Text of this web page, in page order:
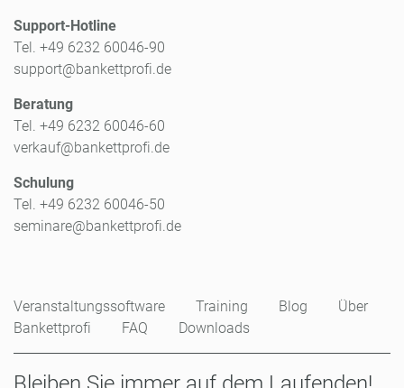
Support-Hotline
Tel. +49 6232 60046-90
support@bankettprofi.de
Beratung
Tel. +49 6232 60046-60
verkauf@bankettprofi.de
Schulung
Tel. +49 6232 60046-50
seminare@bankettprofi.de
Veranstaltungssoftware Training Blog
Über
Bankettprofi
FAQ Downloads